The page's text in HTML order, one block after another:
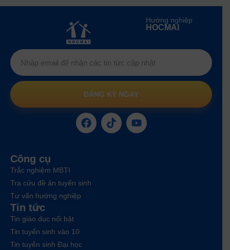
Hướng nghiệp
HOCMAI
ĐĂNG KÝ NGAY
Công cụ
Trắc nghiệm MBTI
Tra cứu đề án tuyển sinh
Tư vấn hướng nghiệp
Tin tức
Tin giáo dục nổi bật
Tin tuyển sinh vào 10
Tin tuyển sinh Đại học